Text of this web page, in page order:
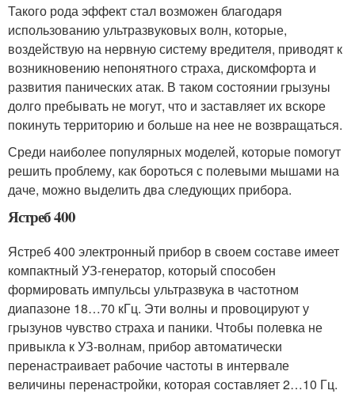
Такого рода эффект стал возможен благодаря
использованию ультразвуковых волн, которые,
воздействую на нервную систему вредителя, приводят к
возникновению непонятного страха, дискомфорта и
развития панических атак. В таком состоянии грызуны
долго пребывать не могут, что и заставляет их вскоре
покинуть территорию и больше на нее не возвращаться.
Среди наиболее популярных моделей, которые помогут
решить проблему, как бороться с полевыми мышами на
даче, можно выделить два следующих прибора.
Ястреб 400
Ястреб 400 электронный прибор в своем составе имеет
компактный УЗ-генератор, который способен
формировать импульсы ультразвука в частотном
диапазоне 18…70 кГц. Эти волны и провоцируют у
грызунов чувство страха и паники. Чтобы полевка не
привыкла к УЗ-волнам, прибор автоматически
перенастраивает рабочие частоты в интервале
величины перенастройки, которая составляет 2…10 Гц.